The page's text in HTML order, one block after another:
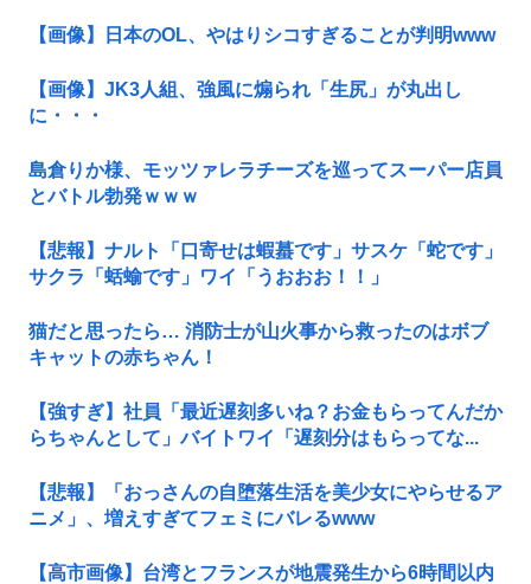
【画像】日本のOL、やはりシコすぎることが判明www
【画像】JK3人組、強風に煽られ「生尻」が丸出し
に・・・
島倉りか様、モッツァレラチーズを巡ってスーパー店員
とバトル勃発ｗｗｗ
【悲報】ナルト「口寄せは蝦蟇です」サスケ「蛇です」
サクラ「蛞蝓です」ワイ「うおおお！！」
猫だと思ったら… 消防士が山火事から救ったのはボブ
キャットの赤ちゃん！
【強すぎ】社員「最近遅刻多いね？お金もらってんだか
らちゃんとして」バイトワイ「遅刻分はもらってな...
【悲報】「おっさんの自堕落生活を美少女にやらせるア
ニメ」、増えすぎてフェミにバレるwww
【高市画像】台湾とフランスが地震発生から6時間以内